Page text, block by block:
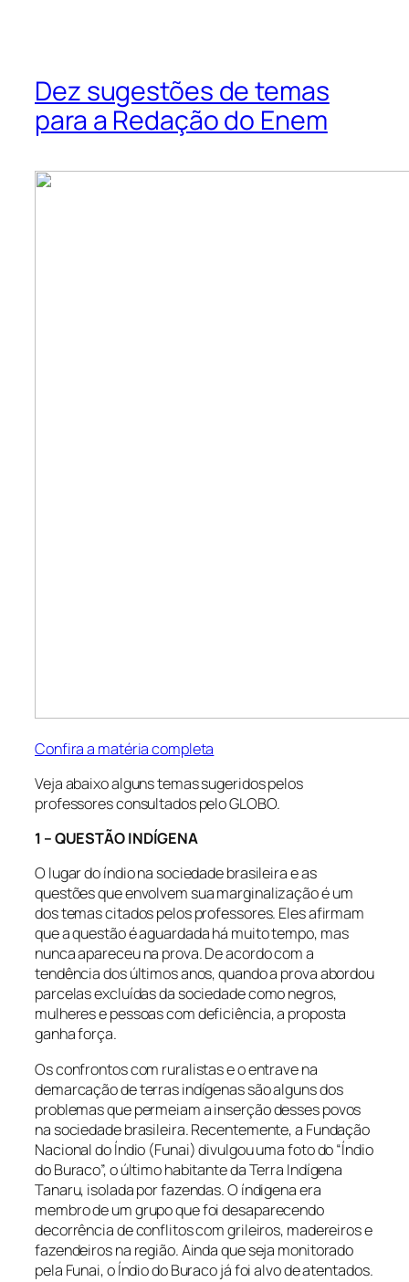
Dez sugestões de temas
para a Redação do Enem
Confira a matéria completa
Veja abaixo alguns temas sugeridos pelos
professores consultados pelo GLOBO.
1 – QUESTÃO INDÍGENA
O lugar do índio na sociedade brasileira e as
questões que envolvem sua marginalização é um
dos temas citados pelos professores. Eles afirmam
que a questão é aguardada há muito tempo, mas
nunca apareceu na prova. De acordo com a
tendência dos últimos anos, quando a prova abordou
parcelas excluídas da sociedade como negros,
mulheres e pessoas com deficiência, a proposta
ganha força.
Os confrontos com ruralistas e o entrave na
demarcação de terras indígenas são alguns dos
problemas que permeiam a inserção desses povos
na sociedade brasileira. Recentemente, a Fundação
Nacional do Índio (Funai) divulgou uma foto do “Índio
do Buraco”, o último habitante da Terra Indígena
Tanaru, isolada por fazendas. O índigena era
membro de um grupo que foi desaparecendo
decorrência de conflitos com grileiros, madereiros e
fazendeiros na região. Ainda que seja monitorado
pela Funai, o Índio do Buraco já foi alvo de atentados.